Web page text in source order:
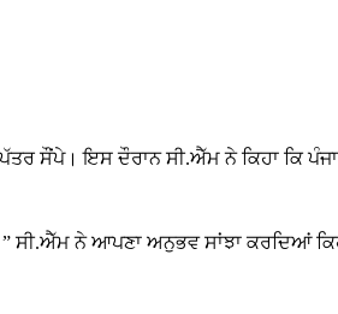
ਸੌਂਪੇ। ਇਸ ਦੌਰਾਨ ਸੀ.ਐੱਮ ਨੇ ਕਿਹਾ ਕਿ
ਸੀ.ਐੱਮ ਨੇ ਆਪਣਾ ਅਨੁਭਵ ਸਾਂਝਾ ਕਰਦਿਆਂ